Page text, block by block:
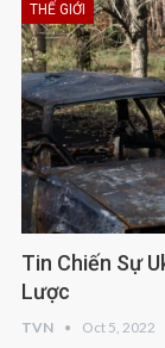
THẾ GIỚI
Tin Chiến Sự
Lược
TVN Oct 5, 2022